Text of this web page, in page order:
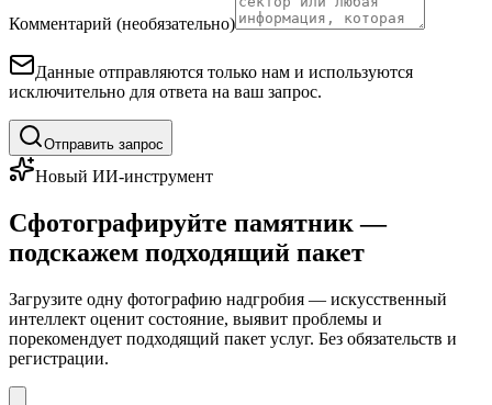
Комментарий (необязательно)
Данные отправляются только нам и используются
исключительно для ответа на ваш запрос.
Отправить запрос
Новый ИИ-инструмент
Сфотографируйте памятник —
подскажем подходящий пакет
Загрузите одну фотографию надгробия — искусственный
интеллект оценит состояние, выявит проблемы и
порекомендует подходящий пакет услуг. Без обязательств и
регистрации.